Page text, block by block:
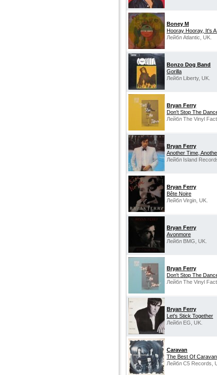
Boney M
Hooray Hooray, It's
Лейбл Atlantic, UK.
Bonzo Dog Band
Gorilla
Лейбл Liberty, UK.
Bryan Ferry
Don't Stop The
Лейбл The Vinyl
Bryan Ferry
Another Time,
Лейбл Island
Bryan Ferry
Bête Noire
Лейбл Virgin, UK.
Bryan Ferry
Avonmore
Лейбл BMG, UK.
Bryan Ferry
Don't Stop The
Лейбл The Vinyl
Bryan Ferry
Let's Stick Together
Лейбл EG, UK.
Caravan
The Best Of Caravan
Лейбл C5 Records,